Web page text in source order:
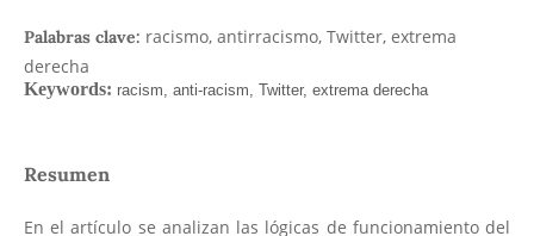
Palabras clave: racismo, antirracismo, Twitter, extrema
derecha
Resumen
En el artículo se analizan las lógicas de funcionamiento del